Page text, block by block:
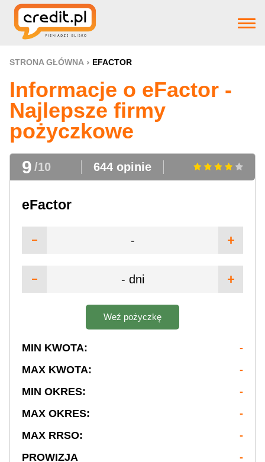
Strona główna
Pożyczki
Produkty bankowe
Firm pożyczkowye
Pomoc
STRONA GŁÓWNA EFACTOR
Informacje o eFactor -
Najlepsze firmy
pożyczkowe
9 /10 644 opinie
eFactor
-
- dni
Weź pożyczkę
MIN KWOTA:
-
MAX KWOTA:
-
MIN OKRES:
-
MAX OKRES:
-
MAX RRSO:
-
PROWIZJA
-